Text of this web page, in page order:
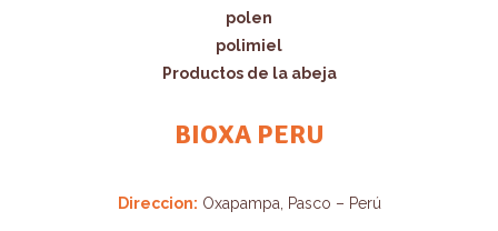
polen
polimiel
Productos de la abeja
BIOXA PERU
Direccion: Oxapampa, Pasco – Perú